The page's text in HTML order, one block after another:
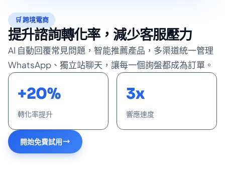
🛒 跨境電商
提升諮詢轉化率，減少客服壓力
AI 自動回覆常見問題，智能推薦產品，多渠道統一管理
WhatsApp、獨立站聊天，讓每一個詢盤都成為訂單。
+20%
轉化率提升
3x
響應速度
開始免費試用